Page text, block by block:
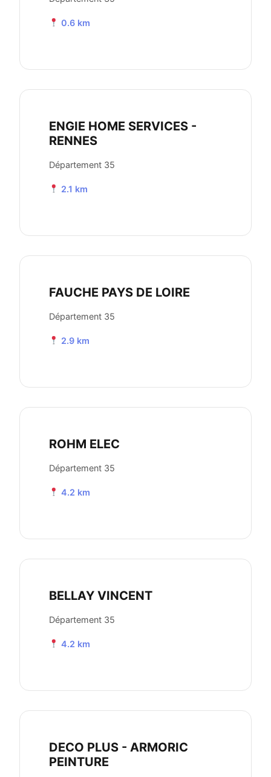
0.6 km
ENGIE HOME SERVICES -
RENNES
Département 35
2.1 km
FAUCHE PAYS DE LOIRE
Département 35
2.9 km
ROHM ELEC
Département 35
4.2 km
BELLAY VINCENT
Département 35
4.2 km
DECO PLUS - ARMORIC
PEINTURE